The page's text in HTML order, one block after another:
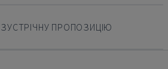
ПРОПОЗИЦІЮ